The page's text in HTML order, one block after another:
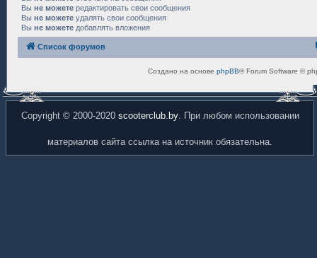
Вы не можете редактировать свои сообщения
Вы не можете удалять свои сообщения
Вы не можете добавлять вложения
Список форумов
Создано на основе phpBB® Forum Software ©
Copyright © 2000-2020 scooterclub.by. При любом использовании
материалов сайта ссылка на источник обязательна.